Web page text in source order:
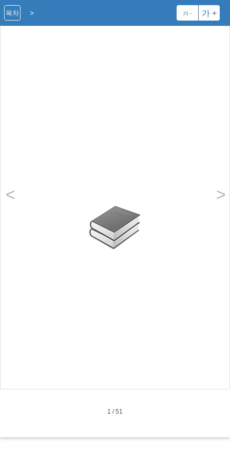
> 가 - 가 +
목차
< >
1 /51